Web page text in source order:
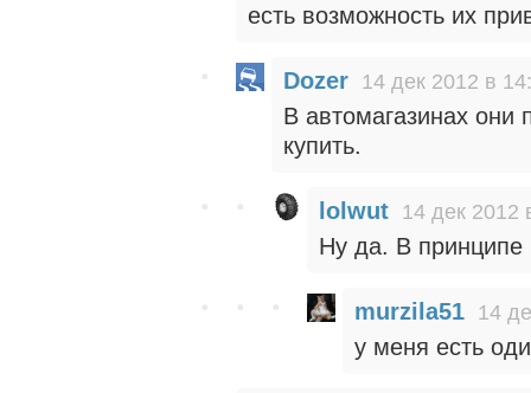
есть возможность их
Dozer 14 дек 2012 в
В автомагазинах они
купить.
lolwut 14 дек 2012
Ну да. В принципе
murzila51 14
у меня есть